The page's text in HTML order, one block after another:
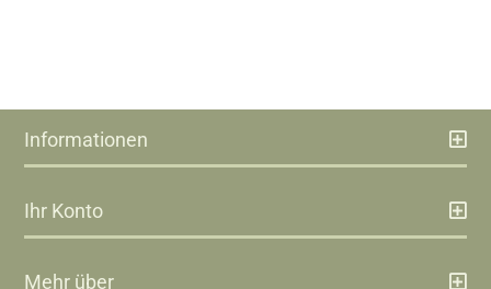
Informationen
Ihr Konto
Mehr über